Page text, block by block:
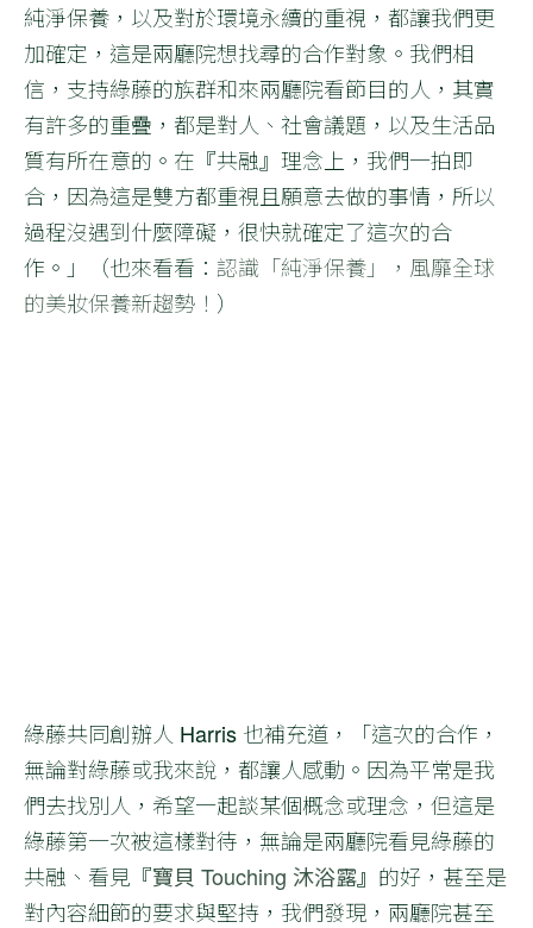
純淨保養，以及對於環境永續的重視，都讓我們更
加確定，這是兩廳院想找尋的合作對象。我們相
信，支持綠藤的族群和來兩廳院看節目的人，其實
有許多的重疊，都是對人、社會議題，以及生活品
質有所在意的。在『共融』理念上，我們一拍即
合，因為這是雙方都重視且願意去做的事情，所以
過程沒遇到什麼障礙，很快就確定了這次的合
作。」（也來看看： 認識「純淨保養」，風靡全球
的美妝保養新趨勢！ ）
綠藤共同創辦人 Harris 也補充道，「這次的合作，
無論對綠藤或我來說，都讓人感動。因為平常是我
們去找別人，希望一起談某個概念或理念，但這是
綠藤第一次被這樣對待，無論是兩廳院看見綠藤的
共融、看見『寶貝 Touching 沐浴露』 的好，甚至是
對內容細節的要求與堅持，我們發現，兩廳院甚至